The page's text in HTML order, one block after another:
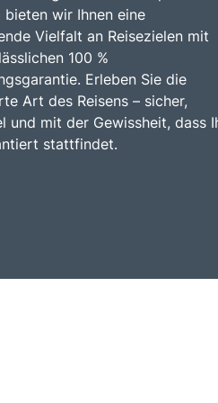
bieten wir Ihnen eine
Vielfalt an Reisezielen mit
100 %
Erleben Sie die
Art des Reisens – sicher,
und mit der Gewissheit, dass
stattfindet.